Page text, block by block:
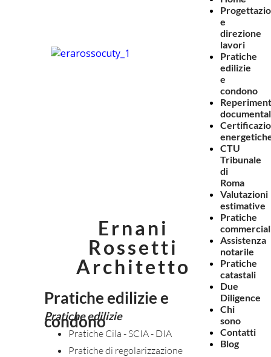
Pratiche edilizie e
condono
Pratiche edilizie
Pratiche Cila - SCIA - DIA
Pratiche di regolarizzazione
Ernani
Rossetti
Architetto
e
direzione
lavori
Pratiche
edilizie
e
condono
CTU
Tribunale
di
Roma
Valutazioni
estimative
Pratiche
Assistenza
notarile
Pratiche
catastali
Due
Diligence
Chi
sono
Contatti
Blog